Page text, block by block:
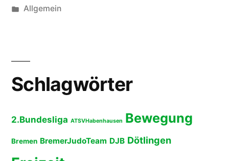
von
Veröffentlicht
Allgemein
Schlagwörter
2.Bundesliga ATSVHabenhausen Bewegung
Bremen BremerJudoTeam DJB Dötlingen